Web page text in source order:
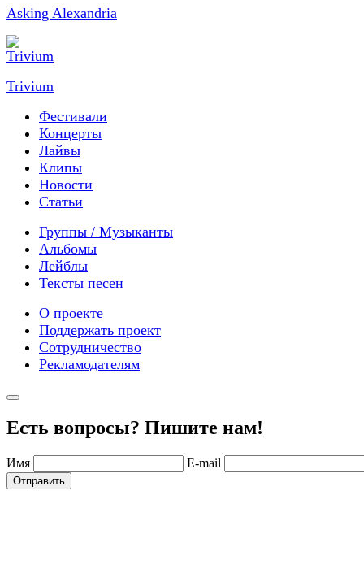
Asking Alexandria
Trivium
Фестивали
Концерты
Лайвы
Клипы
Новости
Статьи
Группы / Музыканты
Альбомы
Лейблы
Тексты песен
О проекте
Поддержать проект
Сотрудничество
Рекламодателям
Есть вопросы? Пишите нам!
Имя E-mail